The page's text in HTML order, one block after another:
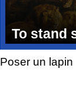
To stand
Poser un lapin